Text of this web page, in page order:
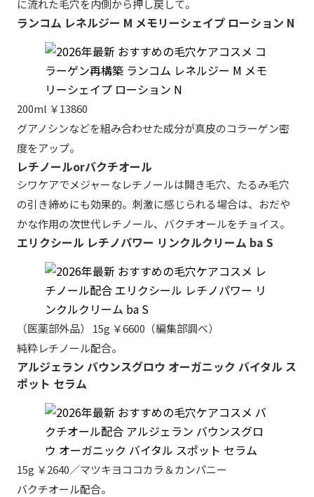
に流れた毛穴を内側から押し戻して。
ランコム レネルジー M メモリーシェイプ ローション N
200ml ￥13860
グアノシンなどを組み合わせた成分が真皮のコラーゲン密
度をアップ。
レチノールorバクチオール
シワケアでメジャーなレチノールは開き毛穴、たるみ毛穴
の引き締めにも効果的。刺激に感じられる場合は、おだや
かな作用の次世代レチノール、バクチオールをチョイス。
エリクシール レチノパワー リンクルクリーム ba S
（医薬部外品） 15g ￥6600（編集部調べ）
純粋レチノール配合。
アルジェラン バウンスグロウ オーガニック バイタル ス
ポット セラム
15g ￥2640／マツキヨココカラ＆カンパニー
バクチオール配合。